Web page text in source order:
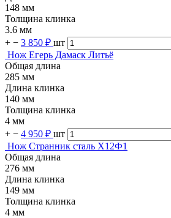
148 мм
Толщина клинка
3.6 мм
+ − 3 850 ₽ шт
Нож Егерь Дамаск Литьё
Общая длина
285 мм
Длина клинка
140 мм
Толщина клинка
4 мм
+ − 4 950 ₽ шт
Нож Странник сталь Х12Ф1
Общая длина
276 мм
Длина клинка
149 мм
Толщина клинка
4 мм